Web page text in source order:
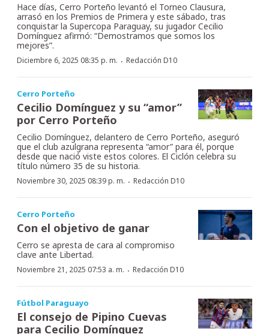
Hace días, Cerro Porteño levantó el Torneo Clausura,
arrasó en los Premios de Primera y este sábado, tras
conquistar la Supercopa Paraguay, su jugador Cecilio
Domínguez afirmó: “Demostramos que somos los
mejores”.
Diciembre 6, 2025 08:35 p. m. · Redacción D10
Cerro Porteño
Cecilio Domínguez y su “amor”
por Cerro Porteño
Cecilio Domínguez, delantero de Cerro Porteño, aseguró
que el club azulgrana representa “amor” para él, porque
desde que nació viste estos colores. El Ciclón celebra su
título número 35 de su historia.
Noviembre 30, 2025 08:39 p. m. · Redacción D10
Cerro Porteño
Con el objetivo de ganar
Cerro se apresta de cara al compromiso
clave ante Libertad.
Noviembre 21, 2025 07:53 a. m. · Redacción D10
Fútbol Paraguayo
El consejo de Pipino Cuevas
para Cecilio Domínguez